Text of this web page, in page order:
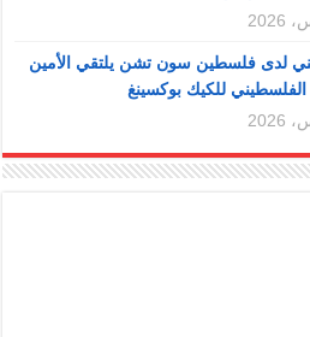
لدى فلسطين سون تشن يلتقي الأمين
الفلسطيني للكيك بوكسينغ